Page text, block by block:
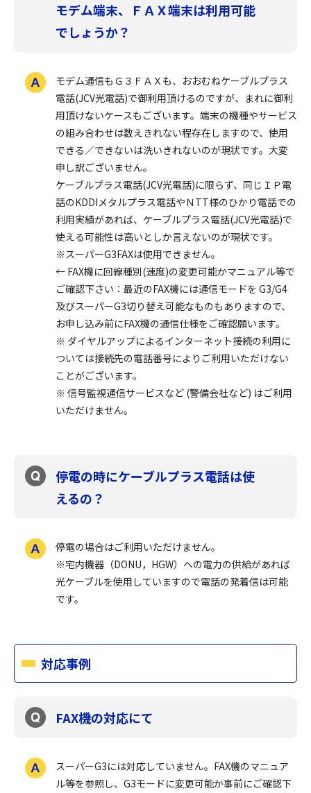
モデム端末、ＦＡＸ端末は利用可能
でしょうか？
モデム通信もＧ３ＦＡＸも、おおむねケーブルプラス
電話(JCV光電話)で御利用頂けるのですが、まれに御利
用頂けないケースもございます。端末の機種やサービス
の組み合わせは数えきれない程存在しますので、使用
できる／できないは洗いきれないのが現状です。大変
申し訳ございません。
ケーブルプラス電話(JCV光電話)に限らず、同じＩＰ電
話のKDDIメタルプラス電話やＮTT様のひかり電話での
利用実績があれば、ケーブルプラス電話(JCV光電話)で
使える可能性は高いとしか言えないのが現状です。
※スーパーG3FAXは使用できません。
← FAX機に回線種別(速度)の変更可能かマニュアル等で
ご確認下さい：最近のFAX機には通信モードを G3/G4
及びスーパーG3切り替え可能なものもありますので、
お申し込み前にFAX機の通信仕様をご確認願います。
※ ダイヤルアップによるインターネット接続の利用に
ついては接続先の電話番号によりご利用いただけない
ことがございます。
※ 信号監視通信サービスなど (警備会社など) はご利用
いただけません。
停電の時にケーブルプラス電話は使
えるの？
停電の場合はご利用いただけません。
※宅内機器（DONU，HGW）への電力の供給があれば
光ケーブルを使用していますので電話の発着信は可能
です。
対応事例
FAX機の対応にて
スーパーG3には対応していません。FAX機のマニュア
ル等を参照し、G3モードに変更可能か事前にご確認下